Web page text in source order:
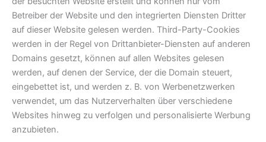
Betreiber der Website und den integrierten Diensten Dritter
auf dieser Website gelesen werden. Third-Party-Cookies
werden in der Regel von Drittanbieter-Diensten auf anderen
Domains gesetzt, können auf allen Websites gelesen
werden, auf denen der Service, der die Domain steuert,
eingebettet ist, und werden z. B. von Werbenetzwerken
verwendet, um das Nutzerverhalten über verschiedene
Websites hinweg zu verfolgen und personalisierte Werbung
anzubieten.